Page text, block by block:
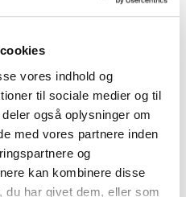
vores indhold og
til sociale medier og til
også oplysninger om
med vores partnere inden
og
kan kombinere disse
du har givet dem, eller som
virksomheder til at
Axla, når de har brug for
jeg, fordi systemerne
driftet et stykke tid, og
siger – resultater og
som jeg vil have det”,